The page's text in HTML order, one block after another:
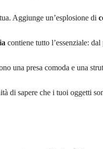
Aggiunge un’esplosione di
contiene tutto l’essenziale:
una presa comoda e una
di sapere che i tuoi oggetti